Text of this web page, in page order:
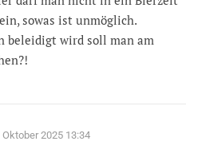
sowas ist unmöglich.
beleidigt wird soll man am
Oktober 2025 13:34